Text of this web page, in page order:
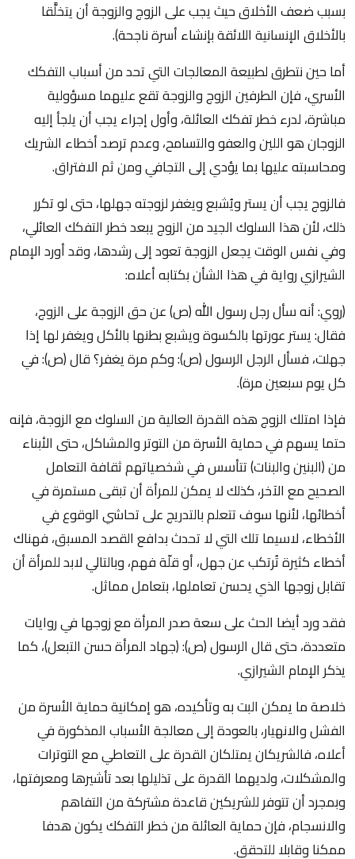
بسبب ضعف الأخلاق حيث يجب على الزوج والزوجة أن يتخلَّقا
بالأخلاق الإنسانية اللائقة بإنشاء أسرة ناجحة).
أما حين نتطرق لطبيعة المعالجات التي تحد من أسباب التفكك
الأسري، فإن الطرفين الزوج والزوجة تقع عليهما مسؤولية
مباشرة، لدرء خطر تفكك العائلة، وأول إجراء يجب أن يلجأ إليه
الزوجان هو اللين والعفو والتسامح، وعدم ترصد أخطاء الشريك
ومحاسبته عليها بما يؤدي إلى التجافي ومن ثم الافتراق.
فالزوج يجب أن يستر ويُشبع ويغفر لزوجته جهلها، حتى لو تكرر
ذلك، لأن هذا السلوك الجيد من الزوج يبعد خطر التفكك العائلي،
وفي نفس الوقت يجعل الزوجة تعود إلى رشدها، وقد أورد الإمام
الشيرازي رواية في هذا الشأن بكتابه أعلاه:
(روي: أنه سأل رجل رسول الله (ص) عن حق الزوجة على الزوج،
فقال: يستر عورتها بالكسوة ويشبع بطنها بالأكل ويغفر لها إذا
جهلت، فسأل الرجل الرسول (ص): وكم مرة يغفر؟ قال (ص): في
كل يوم سبعين مرة).
فإذا امتلك الزوج هذه القدرة العالية من السلوك مع الزوجة، فإنه
حتما يسهم في حماية الأسرة من التوتر والمشاكل، حتى الأبناء
من (البنين والبنات) تتأسس في شخصياتهم ثقافة التعامل
الصحيح مع الآخر، كذلك لا يمكن للمرأة أن تبقى مستمرة في
أخطائها، لأنها سوف تتعلم بالتدريج على تحاشي الوقوع في
الأخطاء، لاسيما تلك التي لا تحدث بدافع القصد المسبق، فهناك
أخطاء كثيرة تُرتكب عن جهل، أو قلّة فهم، وبالتالي لابد للمرأة أن
تقابل زوجها الذي يحسن تعاملها، بتعامل مماثل.
فقد ورد أيضا الحث على سعة صدر المرأة مع زوجها في روايات
متعددة، حتى قال الرسول (ص): (جهاد المرأة حسن التبعل)، كما
يذكر الإمام الشيرازي.
خلاصة ما يمكن البت به وتأكيده، هو إمكانية حماية الأسرة من
الفشل والانهيار، بالعودة إلى معالجة الأسباب المذكورة في
أعلاه، فالشريكان يمتلكان القدرة على التعاطي مع التوترات
والمشكلات، ولديهما القدرة على تذليلها بعد تأشيرها ومعرفتها،
وبمجرد أن تتوفر للشريكين قاعدة مشتركة من التفاهم
والانسجام، فإن حماية العائلة من خطر التفكك يكون هدفا
ممكنا وقابلا للتحقق.